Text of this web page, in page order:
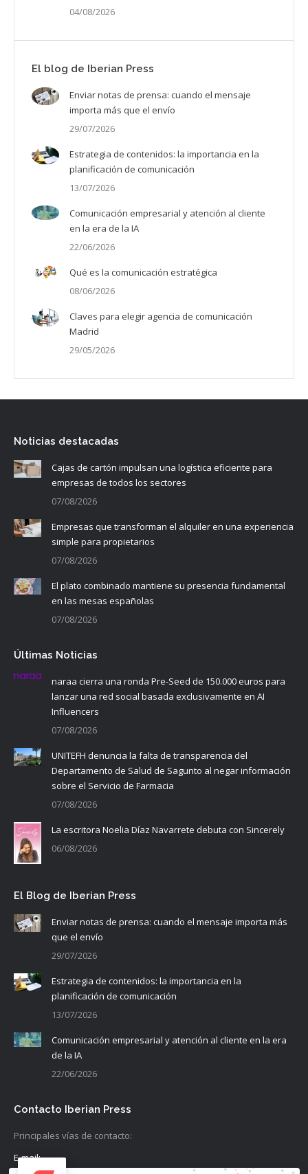
04/08/2026
El blog de Iberian Press
Enviar notas de prensa: cuando el mensaje
importa más que el envío
29/07/2026
Estrategia de contenidos: la importancia en la
planificación de comunicación
13/07/2026
Comunicación empresarial y atención al cliente
en la era de la IA
22/06/2026
Qué es la comunicación estratégica
08/06/2026
Claves para elegir agencia de comunicación
Madrid
29/05/2026
Noticias destacadas
Cajas de cartón impulsan una logística eficiente para
empresas de todos los sectores
07/08/2026
Empresas que transforman el alquiler en una experiencia
simple para propietarios
07/08/2026
El plato combinado mantiene su presencia fundamental
en las mesas españolas
07/08/2026
Últimas Noticias
naraa cierra una ronda Pre-Seed de 150.000 euros para
lanzar una red social basada exclusivamente en AI
Influencers
07/08/2026
UNITEFH denuncia la falta de transparencia del
Departamento de Salud de Sagunto al negar información
sobre el Servicio de Farmacia
07/08/2026
La escritora Noelia Díaz Navarrete debuta con Sincerely
06/08/2026
El Blog de Iberian Press
Enviar notas de prensa: cuando el mensaje importa más
que el envío
29/07/2026
Estrategia de contenidos: la importancia en la
planificación de comunicación
13/07/2026
Comunicación empresarial y atención al cliente en la era
de la IA
22/06/2026
Contacto Iberian Press
Principales vías de contacto:
E-mail: